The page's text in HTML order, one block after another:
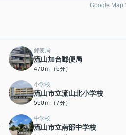
Google Map
郵便局
流山加台郵便局
470ｍ（6分）
小学校
流山市立流山北小学校
550ｍ（7分）
中学校
流山市立南部中学校